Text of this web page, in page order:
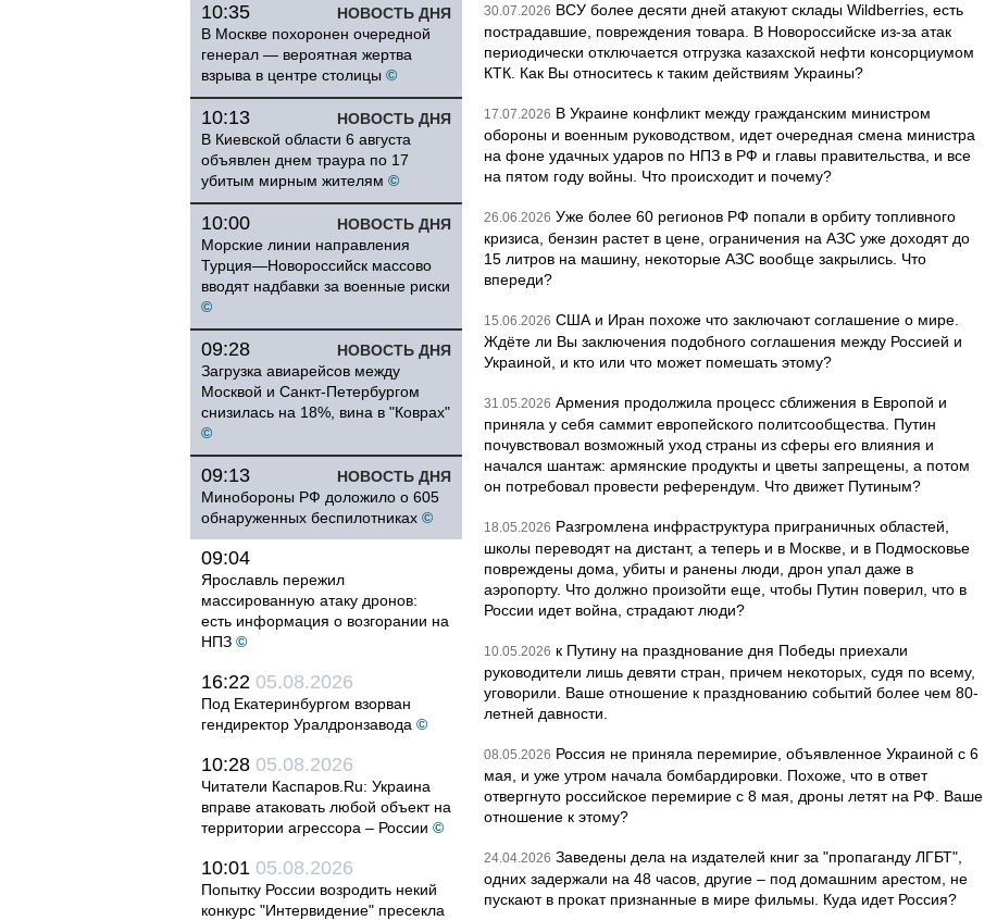
НОВОСТЬ ДНЯ
10:35
В Москве похоронен очередной
генерал — вероятная жертва
взрыва в центре столицы ©
НОВОСТЬ ДНЯ
10:13
В Киевской области 6 августа
объявлен днем траура по 17
убитым мирным жителям ©
НОВОСТЬ ДНЯ
10:00
Морские линии направления
Турция—Новороссийск массово
вводят надбавки за военные риски
©
НОВОСТЬ ДНЯ
09:28
Загрузка авиарейсов между
Москвой и Санкт-Петербургом
снизилась на 18%, вина в "Коврах"
©
НОВОСТЬ ДНЯ
09:13
Минобороны РФ доложило о 605
обнаруженных беспилотниках ©
09:04
Ярославль пережил
массированную атаку дронов:
есть информация о возгорании на
НПЗ ©
16:22 05.08.2026
Под Екатеринбургом взорван
гендиректор Уралдронзавода ©
10:28 05.08.2026
Читатели Каспаров.Ru: Украина
вправе атаковать любой объект на
территории агрессора – России ©
10:01 05.08.2026
Попытку России возродить некий
конкурс "Интервидение" пресекла
30.07.2026 ВСУ более десяти дней атакуют склады Wildberries, есть
пострадавшие, повреждения товара. В Новороссийске из-за атак
периодически отключается отгрузка казахской нефти консорциумом
КТК. Как Вы относитесь к таким действиям Украины?
17.07.2026 В Украине конфликт между гражданским министром
обороны и военным руководством, идет очередная смена министра
на фоне удачных ударов по НПЗ в РФ и главы правительства, и все
на пятом году войны. Что происходит и почему?
26.06.2026 Уже более 60 регионов РФ попали в орбиту топливного
кризиса, бензин растет в цене, ограничения на АЗС уже доходят до
15 литров на машину, некоторые АЗС вообще закрылись. Что
впереди?
15.06.2026 США и Иран похоже что заключают соглашение о мире.
Ждёте ли Вы заключения подобного соглашения между Россией и
Украиной, и кто или что может помешать этому?
31.05.2026 Армения продолжила процесс сближения в Европой и
приняла у себя саммит европейского политсообщества. Путин
почувствовал возможный уход страны из сферы его влияния и
начался шантаж: армянские продукты и цветы запрещены, а потом
он потребовал провести референдум. Что движет Путиным?
18.05.2026 Разгромлена инфраструктура приграничных областей,
школы переводят на дистант, а теперь и в Москве, и в Подмосковье
повреждены дома, убиты и ранены люди, дрон упал даже в
аэропорту. Что должно произойти еще, чтобы Путин поверил, что в
России идет война, страдают люди?
10.05.2026 к Путину на празднование дня Победы приехали
руководители лишь девяти стран, причем некоторых, судя по всему,
уговорили. Ваше отношение к празднованию событий более чем 80-
летней давности.
08.05.2026 Россия не приняла перемирие, объявленное Украиной с 6
мая, и уже утром начала бомбардировки. Похоже, что в ответ
отвергнуто российское перемирие с 8 мая, дроны летят на РФ. Ваше
отношение к этому?
24.04.2026 Заведены дела на издателей книг за "пропаганду ЛГБТ",
одних задержали на 48 часов, другие – под домашним арестом, не
пускают в прокат признанные в мире фильмы. Куда идет Россия?